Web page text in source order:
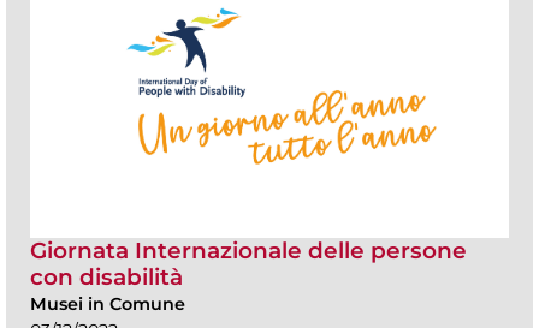
Giornata Internazionale delle persone
con disabilità
Musei in Comune